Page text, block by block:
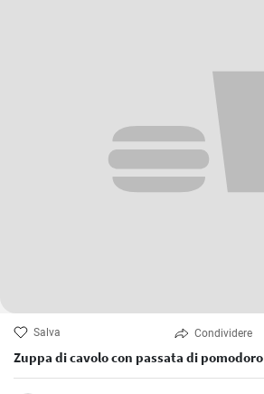
Salva Condividere
Zuppa di cavolo con passata di pomodoro